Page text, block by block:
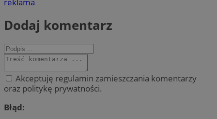
Dodaj komentarz
Akceptuję regulamin zamieszczania komentarzy
oraz politykę prywatności.
Błąd: